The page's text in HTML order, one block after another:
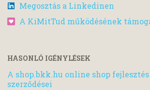
Megosztás a Linkedinen
A KiMitTud működésének
HASONLÓ IGÉNYLÉSEK
A shop.bkk.hu online shop
szerződései